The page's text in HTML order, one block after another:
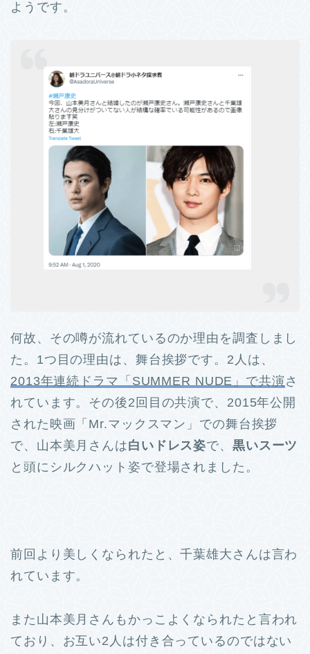
ようです。
何故、その噂が流れているのか理由を調査しまし
た。 1つ目の理由は、舞台挨拶です。 2人は、
2013年連続ドラマ「SUMMER NUDE」で共演 さ
れています。 その後2回目の共演で、2015年公開
された映画「Mr.マックスマン」での舞台挨拶
で、山本美月さんは白いドレス姿で、 黒いスーツ
と頭にシルクハット姿で登場されました。
前回より美しくなられたと、千葉雄大さんは言わ
れています。
また山本美月さんもかっこよくなられたと言われ
ており、お互い2人は付き合っているのではない